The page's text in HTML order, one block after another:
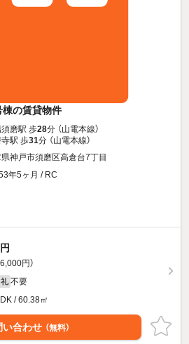
の賃貸物件
須磨駅 歩28分 （山電本線）
駅 歩31分 （山電本線）
神戸市須磨区高倉台7丁目
年5ヶ月 / RC
円）
礼 不要
/ 60.38㎡
い合わせ （無料）